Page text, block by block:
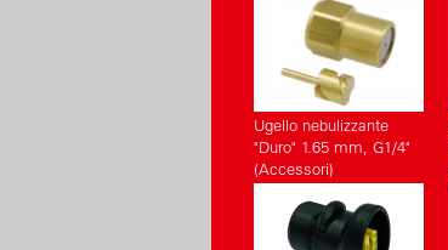
Ugello nebulizzante
"Duro" 1.65 mm, G1/4"
(Accessori)